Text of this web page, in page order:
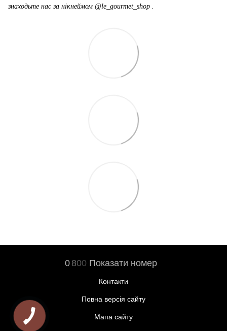
знаходьте нас за нікнеймом @le_gourmet_shop .
0 800 Показати номер
Контакти
Повна версія сайту
Мапа сайту